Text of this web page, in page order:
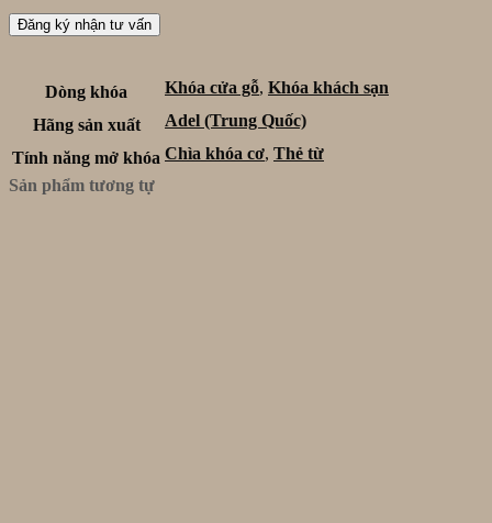
Dòng khóa Khóa cửa gỗ, Khóa khách sạn
Hãng sản xuất
Adel (Trung Quốc)
Tính năng mở khóa Chìa khóa cơ, Thẻ từ
Sản phẩm tương tự